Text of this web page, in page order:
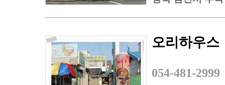
오리하우스
054-481-2999